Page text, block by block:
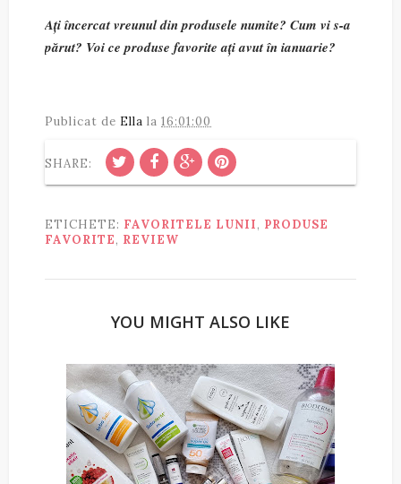
Ați încercat vreunul din produsele numite? Cum vi s-a
părut? Voi ce produse favorite ați avut în ianuarie?
Publicat de Ella la 16:01:00
SHARE:
ETICHETE: FAVORITELE LUNII, PRODUSE
FAVORITE, REVIEW
YOU MIGHT ALSO LIKE